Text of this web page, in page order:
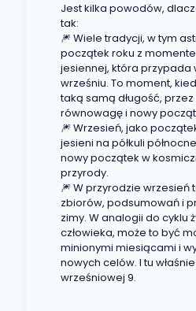
Jest kilka powodów,
tak:
🎆 Wiele tradycji, w tym
początek roku z
jesiennej, która przypada
wrześniu. To moment,
taką samą długość,
równowagę i nowy
🎆 Wrzesień, jako
jesieni na półkuli
nowy początek w
przyrody.
🎆 W przyrodzie wrzesień
zbiorów, podsumowań i
zimy. W analogii do cyklu
człowieka, może to być
minionymi miesiącami i
nowych celów. I tu
wrześniowej 9.